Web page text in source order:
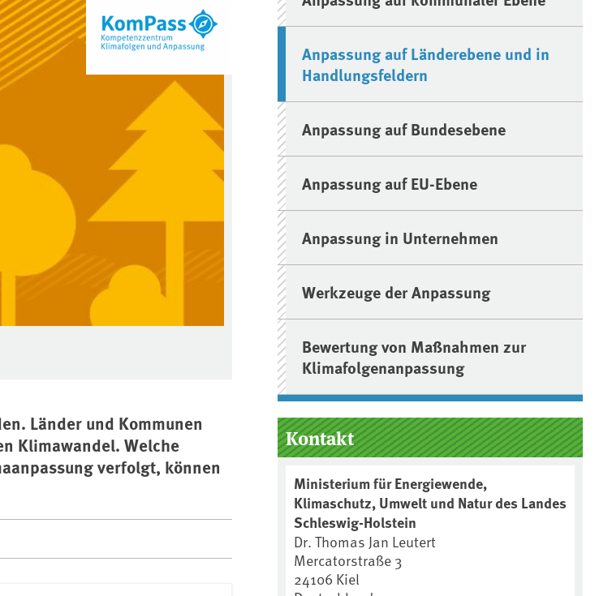
Länder und Kommunen
Klimawandel. Welche
verfolgt, können
Anpassung auf Länderebene und in
Handlungsfeldern
Anpassung auf Bundesebene
Anpassung auf EU-Ebene
Anpassung in Unternehmen
Werkzeuge der Anpassung
Bewertung von Maßnahmen zur
Klimafolgenanpassung
Kontakt
Ministerium für Energiewende,
Klimaschutz, Umwelt und Natur des Landes
Schleswig-Holstein
Dr. Thomas Jan Leutert
Mercatorstraße 3
24106 Kiel